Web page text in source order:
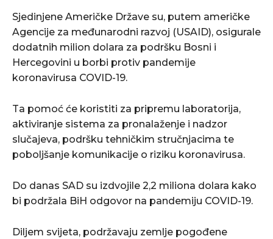
Sjedinjene Američke Države su, putem američke
Agencije za međunarodni razvoj (USAID), osigurale
dodatnih milion dolara za podršku Bosni i
Hercegovini u borbi protiv pandemije
koronavirusa COVID-19.
Ta pomoć će koristiti za pripremu laboratorija,
aktiviranje sistema za pronalaženje i nadzor
slučajeva, podršku tehničkim stručnjacima te
poboljšanje komunikacije o riziku koronavirusa.
Do danas SAD su izdvojile 2,2 miliona dolara kako
bi podržala BiH odgovor na pandemiju COVID-19.
Diljem svijeta, podržavaju zemlje pogođene